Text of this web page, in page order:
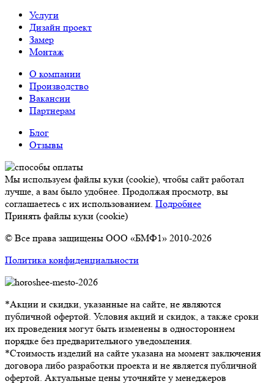
Услуги
Дизайн проект
Замер
Монтаж
О компании
Производство
Вакансии
Партнерам
Блог
Отзывы
Мы используем файлы куки (cookie), чтобы сайт работал
лучше, а вам было удобнее. Продолжая просмотр, вы
соглашаетесь с их использованием. Подробнее
Принять файлы куки (cookie)
© Все права защищены ООО «БМФ1» 2010-2026
Политика конфиденциальности
*Акции и скидки, указанные на сайте, не являются
публичной офертой. Условия акций и скидок, а также сроки
их проведения могут быть изменены в одностороннем
порядке без предварительного уведомления.
*Стоимость изделий на сайте указана на момент заключения
договора либо разработки проекта и не является публичной
офертой. Актуальные цены уточняйте у менеджеров